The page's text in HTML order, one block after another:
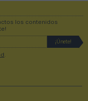
los contenidos